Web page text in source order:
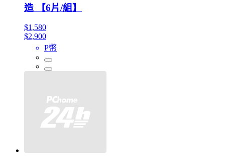
造 【6片/組】
$1,580
$2,900
P幣